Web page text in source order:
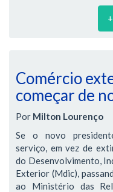
Comércio
começar de
Por Milton Lourenço
Se o novo
serviço, em vez de
do Desenvolvimento,
Exterior (Mdic),
ao Ministério das